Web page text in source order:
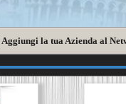
Aggiungi la tua Azienda al